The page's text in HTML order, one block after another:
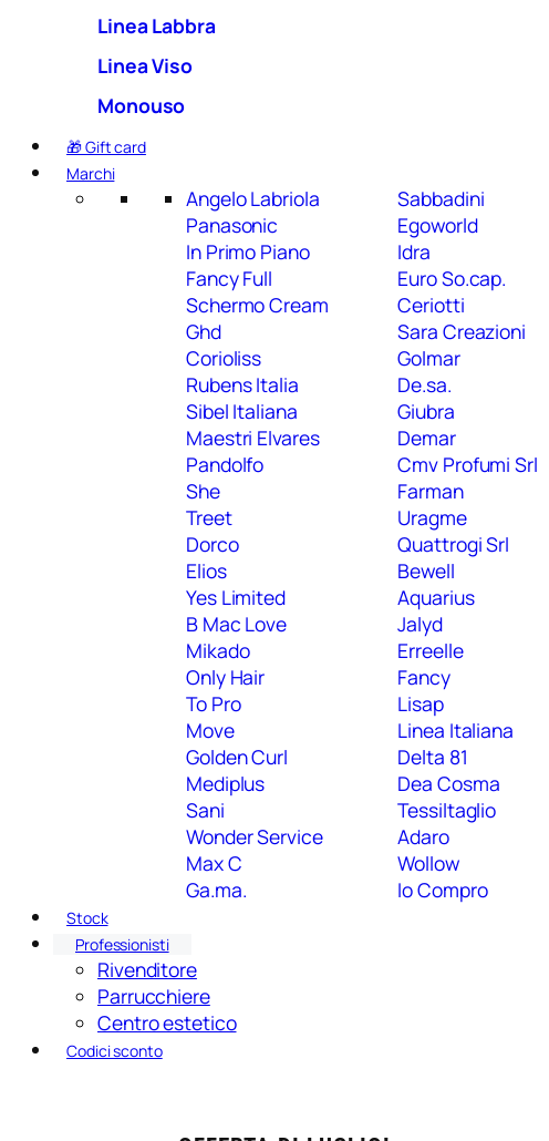
Linea Labbra
Linea Viso
Monouso
🎁 Gift card
Marchi
Angelo Labriola
Panasonic
In Primo Piano
Fancy Full
Schermo Cream
Ghd
Corioliss
Rubens Italia
Sibel Italiana
Maestri Elvares
Pandolfo
She
Treet
Dorco
Elios
Yes Limited
B Mac Love
Mikado
Only Hair
To Pro
Move
Golden Curl
Mediplus
Sani
Wonder Service
Max C
Ga.ma.
Sabbadini
Egoworld
Idra
Euro So.cap.
Ceriotti
Sara Creazioni
Golmar
De.sa.
Giubra
Demar
Cmv Profumi Srl
Farman
Uragme
Quattrogi Srl
Bewell
Aquarius
Jalyd
Erreelle
Fancy
Lisap
Linea Italiana
Delta 81
Dea Cosma
Tessiltaglio
Adaro
Wollow
Io Compro
Stock
Professionisti
Rivenditore
Parrucchiere
Centro estetico
Codici sconto